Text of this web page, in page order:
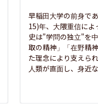
早稲田大学の前身で
15)年、大隈重信に
史は"学問の独立"を
取の精神」「在野精
た理念により支えられ
人類が直面し、身近